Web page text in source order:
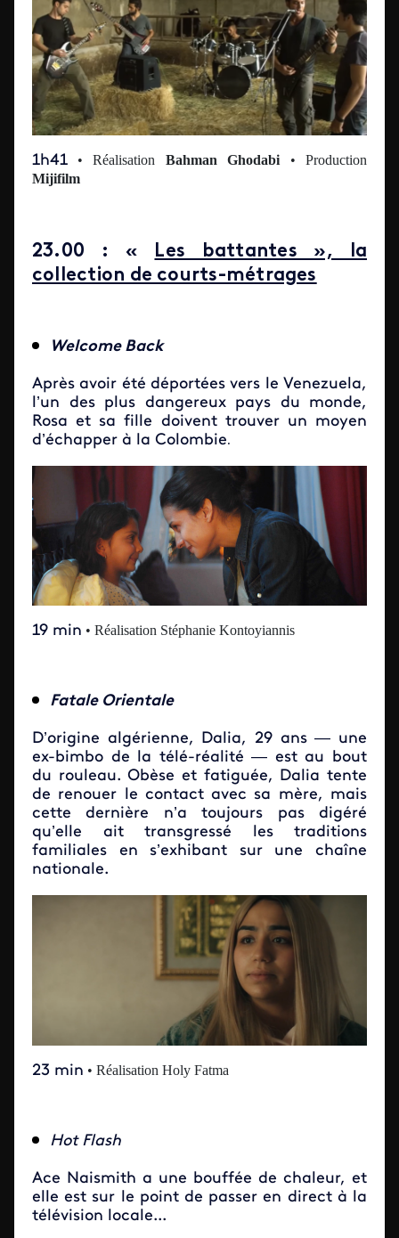
1h41 • Réalisation Bahman Ghodabi
• Production
Mijifilm
23.00 : «
Les battantes », la
collection de courts-métrages
Welcome Back
Après avoir été déportées vers le Venezuela,
l’un des plus dangereux pays du monde,
Rosa et sa fille doivent trouver un moyen
d’échapper à la Colombie.
19 min • Réalisation Stéphanie Kontoyiannis
Fatale Orientale
D’origine algérienne, Dalia, 29 ans — une
ex-bimbo de la télé-réalité — est au bout
du rouleau. Obèse et fatiguée, Dalia tente
de renouer le contact avec sa mère, mais
cette dernière n’a toujours pas digéré
qu’elle ait transgressé les traditions
familiales en s’exhibant sur une chaîne
nationale.
23 min • Réalisation Holy Fatma
Hot Flash
Ace Naismith a une bouffée de chaleur, et
elle est sur le point de passer en direct à la
télévision locale...